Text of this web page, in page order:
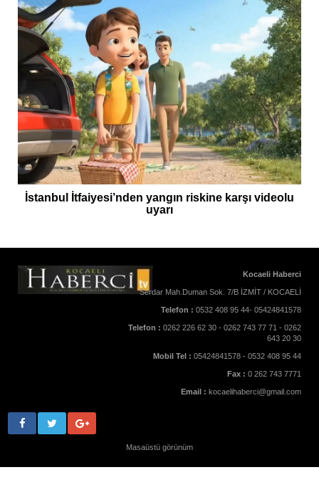
İstanbul İtfaiyesi’nden yangın riskine karşı videolu
uyarı
Kocaeli Haberci
Serdar Mah.Duman Sok. 7/B İZMİT / KOCAELİ
Telefon : 0532 408 95 44- 05424841578
Telefon : 0262 226 62 30 - 0262 743 77 71 - 0262
643 20 30
Mobil Tel : 05424841578 - 0532 408 95 44
Fax : 0 262 743 7771
Email : kocaelihaberci@gmail.com
Masaüstü görünüm